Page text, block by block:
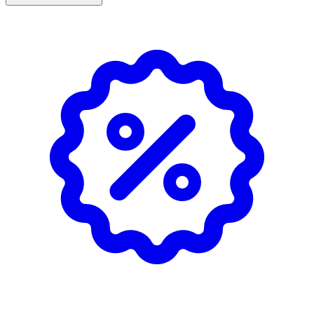
serum.
- Undvik ögonområdet.
Förvaras i rumstemperatur.
Aqua, Glycerin, Caprylic/Capric Triglyceride, Persea
Gratissima Oil, Squalane, Propanediol, Cetyl Alcohol,
Butyrospermum Parkii Butter, Hydrogenated Ethylhexyl
Olivate, Glyceryl Stearate, Dimethicone, Sodium Acrylates
Copolymer, Tocopheryl Acetate, Synthetic
Fluorphlogopite, Betaine, Sodium Hyaluronate,
Pseudoalteromonas Ferment Extract, Portulaca Oleracea